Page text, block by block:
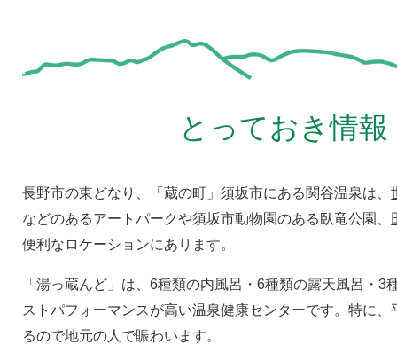
とっておき情報
長野市の東どなり、「蔵の町」須坂市にある関谷温泉は、
などのあるアートパークや須坂市動物園のある臥竜公園、
便利なロケーションにあります。
「湯っ蔵んど」は、6種類の内風呂・6種類の露天風呂・3
ストパフォーマンスが高い温泉健康センターです。特に
るので地元の人で賑わいます。